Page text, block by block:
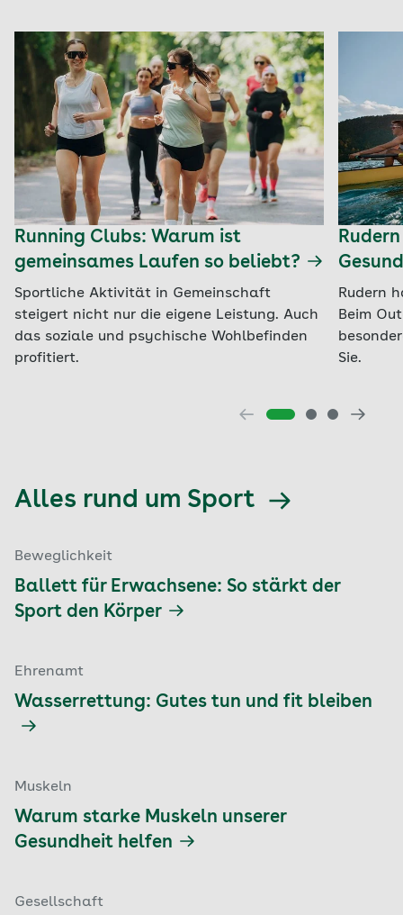
Running Clubs: Warum ist
gemeinsames Laufen so beliebt?
Sportliche Aktivität in Gemeinschaft
steigert nicht nur die eigene Leistung. Auch
das soziale und psychische Wohlbefinden
profitiert.
Rudern
Beim
Sie.
Alles rund um Sport
Beweglichkeit
Ballett für Erwachsene: So stärkt der
Sport den Körper
Ehrenamt
Wasserrettung: Gutes tun und fit bleiben
Muskeln
Warum starke Muskeln unserer
Gesundheit helfen
Gesellschaft